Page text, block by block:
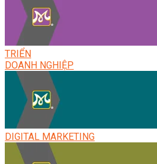
TRIỂN
DOANH NGHIỆP
DIGITAL MARKETING